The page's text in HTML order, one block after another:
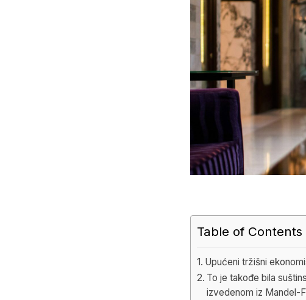
Table of Contents
Upućeni tržišni
To je takođe bila
izvedenom iz Mandel-